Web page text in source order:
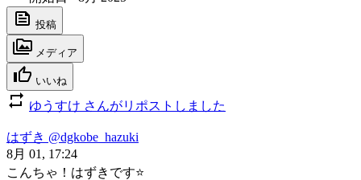
投稿
メディア
いいね
ゆうすけ さんがリポストしました
はずき @dgkobe_hazuki
8月 01, 17:24
こんちゃ！はずきです⭐️